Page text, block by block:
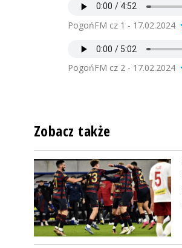
PogońFM cz 1 - 17.02.2024
PogońFM cz 2 - 17.02.2024
Zobacz także